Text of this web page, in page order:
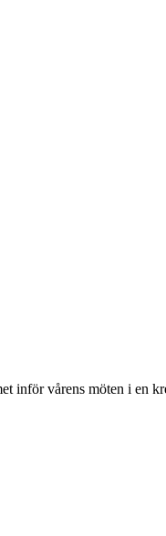
inför vårens möten i en